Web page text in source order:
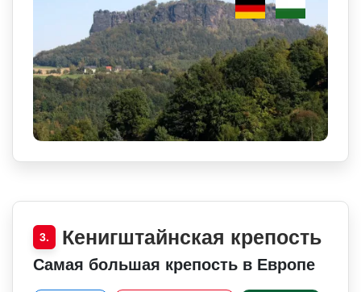
3. Кенигштайнская крепость
Самая большая крепость в Европе